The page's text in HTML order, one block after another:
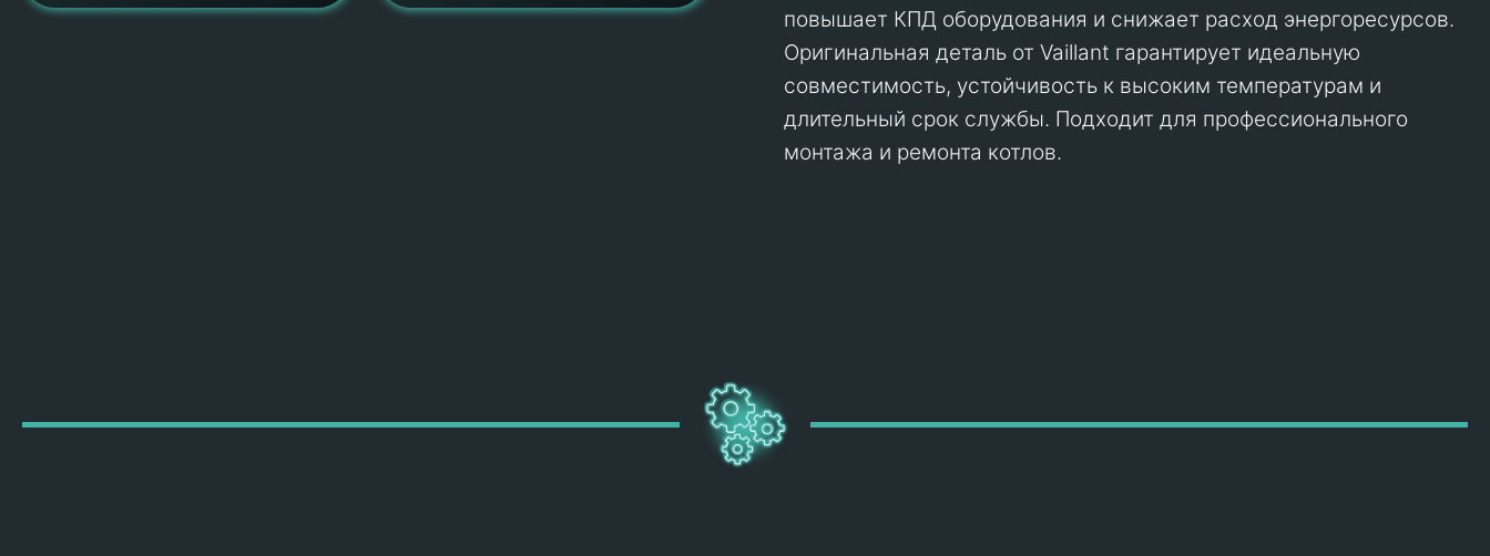
повышает КПД оборудования и снижает расход энергоресурсов.
Оригинальная деталь от Vaillant гарантирует идеальную
совместимость, устойчивость к высоким температурам и
длительный срок службы. Подходит для профессионального
монтажа и ремонта котлов.